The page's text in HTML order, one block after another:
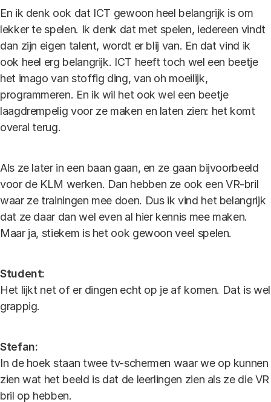
En ik denk ook dat ICT gewoon heel belangrijk is om
lekker te spelen. Ik denk dat met spelen, iedereen vindt
dan zijn eigen talent, wordt er blij van. En dat vind ik
ook heel erg belangrijk. ICT heeft toch wel een beetje
het imago van stoffig ding, van oh moeilijk,
programmeren. En ik wil het ook wel een beetje
laagdrempelig voor ze maken en laten zien: het komt
overal terug.
Als ze later in een baan gaan, en ze gaan bijvoorbeeld
voor de KLM werken. Dan hebben ze ook een VR-bril
waar ze trainingen mee doen. Dus ik vind het belangrijk
dat ze daar dan wel even al hier kennis mee maken.
Maar ja, stiekem is het ook gewoon veel spelen.
Student:
Het lijkt net of er dingen echt op je af komen. Dat is wel
grappig.
Stefan:
In de hoek staan twee tv-schermen waar we op kunnen
zien wat het beeld is dat de leerlingen zien als ze die VR
bril op hebben.